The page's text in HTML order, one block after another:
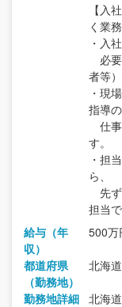
【入
く業
・入
必
者等
・現
指導の
仕事
す。
・担
ら、
先
担当
給与（年
収）
500万
都道府県
（勤務地）
北海道
勤務地詳細 北海道